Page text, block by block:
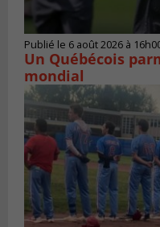
Publié le 6 août 2026 à
Un Québécois
mondial